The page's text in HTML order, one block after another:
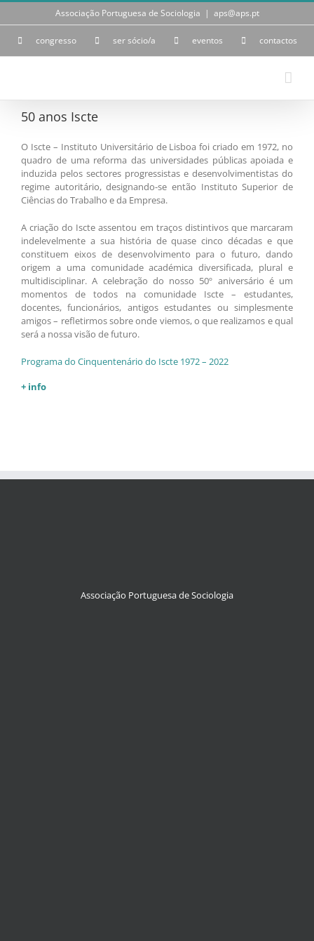
Skip
Associação Portuguesa de Sociologia | aps@aps.pt
congresso ser sócio/a eventos contactos
50 anos Iscte
O Iscte – Instituto Universitário de Lisboa foi criado em 1972, no
quadro de uma reforma das universidades públicas apoiada e
induzida pelos sectores progressistas e desenvolvimentistas do
regime autoritário, designando-se então Instituto Superior de
Ciências do Trabalho e da Empresa.
A criação do Iscte assentou em traços distintivos que marcaram
indelevelmente a sua história de quase cinco décadas e que
constituem eixos de desenvolvimento para o futuro, dando
origem a uma comunidade académica diversificada, plural e
multidisciplinar. A celebração do nosso 50º aniversário é um
momentos de todos na comunidade Iscte – estudantes,
docentes, funcionários, antigos estudantes ou simplesmente
amigos – refletirmos sobre onde viemos, o que realizamos e qual
será a nossa visão de futuro.
Programa do Cinquentenário do Iscte 1972 – 2022
+ info
Associação Portuguesa de Sociologia